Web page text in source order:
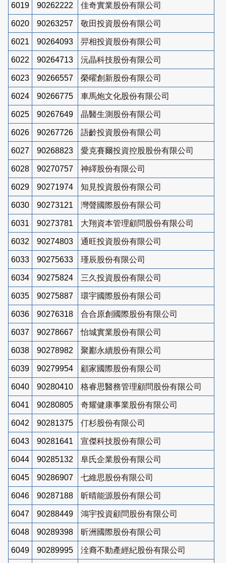
6019 90262222 佳奇實業股份有限公司
6020 90263257 敬田投資股份有限公司
6021 90264093 羿相投資股份有限公司
6022 90264713 沅晶科技股份有限公司
6023 90266557 榮曜創新股份有限公司
6024 90266775 車馬炮文化股份有限公司
6025 90267649 晶醫生測股份有限公司
6026 90267726 語齡投資股份有限公司
6027 90268823 愛克賽爾投資控股股份有限公司
6028 90270757 神繹股份有限公司
6029 90271974 知見投資股份有限公司
6030 90273121 灣聲國際股份有限公司
6031 90273781 大翔資本管理顧問股份有限公司
6032 90274803 通旺投資股份有限公司
6033 90275633 瑾辰股份有限公司
6034 90275824 三久投資股份有限公司
6035 90275887 環宇國際股份有限公司
6036 90276318 合合原創國際股份有限公司
6037 90278667 怡城實業股份有限公司
6038 90278982 聚酈永續股份有限公司
6039 90279954 顧家國際股份有限公司
6040 90280410 格睿思醫務管理顧問股份有限公司
6041 90280805 奇耀健康事業股份有限公司
6042 90281375 仃杉股份有限公司
6043 90281641 宣傑科技股份有限公司
6044 90285132 阜氏企業股份有限公司
6045 90286907 七維思股份有限公司
6046 90287188 昕晴能源股份有限公司
6047 90288449 鴻宇投資顧問股份有限公司
6048 90289398 昕洲國際股份有限公司
6049 90289995 洤裔不動產經紀股份有限公司